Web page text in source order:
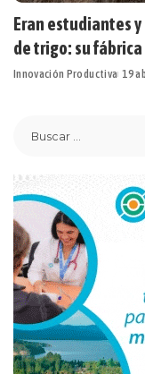
Eran estudiantes
de trigo: su
Innovación Productiva 19